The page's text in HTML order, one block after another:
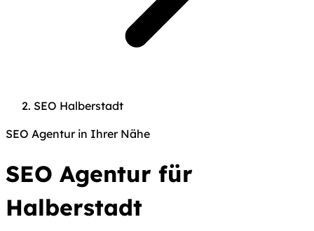
SEO Halberstadt
SEO Agentur in Ihrer Nähe
SEO Agentur für
Halberstadt